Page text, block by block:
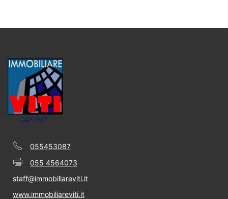
055453087
055 4564073
staff@immobiliareviti.it
www.immobiliareviti.it